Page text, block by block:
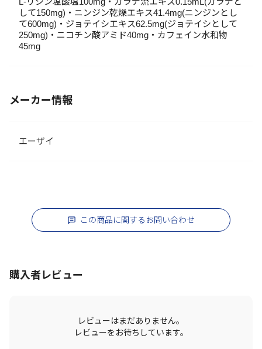
して150mg)・ニンジン乾燥エキス41.4mg(ニンジンとし
て600mg)・ジョテイシエキス62.5mg(ジョテイシとして
250mg)・ニコチン酸アミド40mg・カフェイン水和物
45mg
メーカー情報
エーザイ
この商品に関するお問い合わせ
購入者レビュー
レビューはまだありません。
レビューをお待ちしています。